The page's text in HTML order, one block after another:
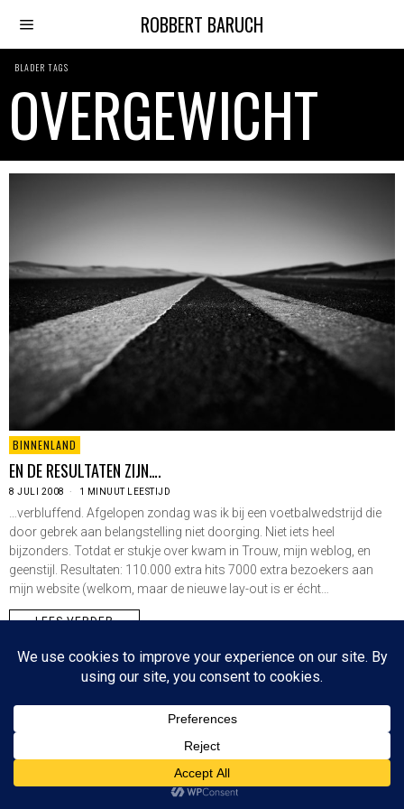
ROBBERT BARUCH
BLADER TAGS
OVERGEWICHT
BINNENLAND
EN DE RESULTATEN ZIJN….
8 JULI 2008 1 MINUUT LEESTIJD
…verbluffend. Afgelopen zondag was ik bij een voetbalwedstrijd die
door gebrek aan belangstelling niet doorging. Niet iets heel
bijzonders. Totdat er stukje over kwam in Trouw, mijn weblog, en
geenstijl. Resultaten: 110.000 extra hits 7000 extra bezoekers aan
mijn website (welkom, maar de nieuwe lay-out is er écht…
LEES VERDER
Since 2003 © All Rights Reserved | Foto's Robbert Baruch tenzij anders vermeld
NIEUWSBRIEF CONTACT
BOVEN